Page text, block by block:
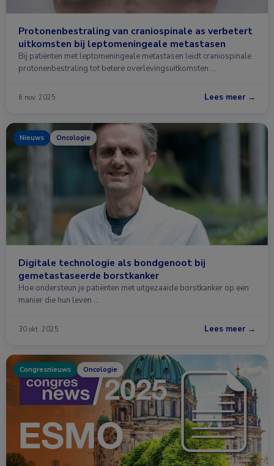
Protonenbestraling van craniospinale as verbetert
uitkomsten bij leptomeningeale metastasen
Bij patiënten met leptomeningeale metastasen leidt craniospinale
protonenbestraling tot betere overlevingsuitkomsten …
6 nov. 2025 Lees meer →
Nieuws Oncologie
Digitale technologie als bondgenoot bij
gemetastaseerde borstkanker
Hoe ondersteun je patiënten met uitgezaaide borstkanker op een
manier die hun leven …
30 okt. 2025 Lees meer →
Congresnieuws Oncologie